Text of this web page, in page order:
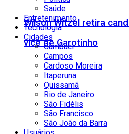
Wilson Witzel retira
vice de Garotinho
Saúde
Entretenimento
Tecnologia
Cidades
Cambuci
Campos
Cardoso Moreira
Itaperuna
Quissamã
Rio de Janeiro
São Fidélis
São Francisco
São João da Barra